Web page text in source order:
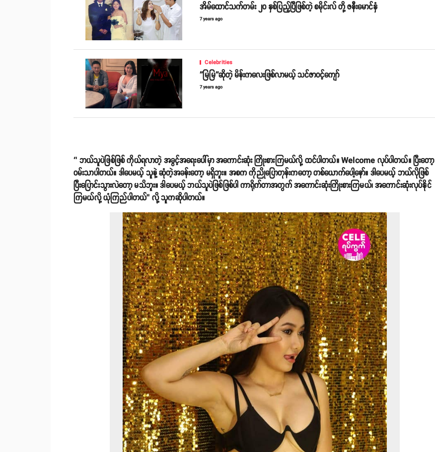
အိမ်ထောင်သက်တမ်း ၂၀ နှစ်ပြည့်ပြီဖြစ်တဲ့ စမိုင်းလ် တို့ ဇနီးမောင်နှံ
7 years ago
Celebrities
''မြမြ''ဆိုတဲ့ မိန်းကလေးဖြစ်လာမယ့် သင်ဇာဝင့်ကျော်
7 years ago
‘’ ဘယ်သူပဲဖြစ်ဖြစ် ကိုယ်ရလာတဲ့ အခွင့်အရေးပေါ်မှာ အကောင်းဆုံး ကြိုးစားကြမယ်လို့ ထင်ပါတယ်။ Welcome လုပ်ပါတယ်။ ပြီးတော့
ဝမ်းသာပါတယ်။ ဒါပေမယ့် သူနဲ့ ဆုံတဲ့အခန်းတော့ မရှိဘူး။ အစက ကိုညိုပြောတုန်းကတော့ တစ်ယောက်ပေါ့နော်။ ဒါပေမယ့် ဘယ်လိုဖြစ်
ပြီးပြောင်းသွားလဲတော့ မသိဘူး။ ဒါပေမယ့် ဘယ်သူပဲဖြစ်ဖြစ်ပါ ကာရိုက်တာအတွက် အကောင်းဆုံးကြိုးစားကြမယ်၊ အကောင်းဆုံးလုပ်နိုင်
ကြမယ်လို့ ယုံကြည်ပါတယ်’’ လို့ သူကဆိုပါတယ်။